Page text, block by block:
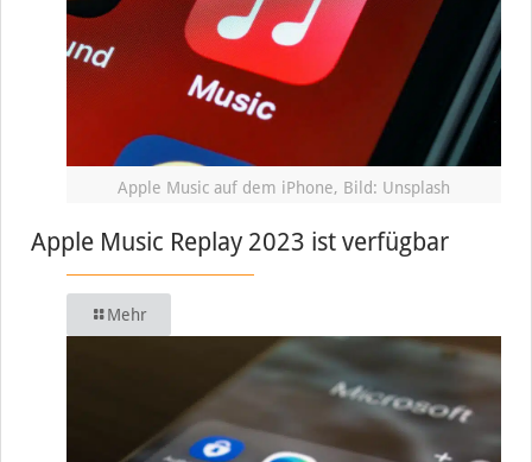
Apple Music auf dem iPhone, Bild: Unsplash
Apple Music Replay 2023 ist verfügbar
Mehr